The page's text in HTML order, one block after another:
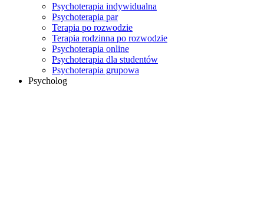
Psychoterapia indywidualna
Psychoterapia par
Terapia po rozwodzie
Terapia rodzinna po rozwodzie
Psychoterapia online
Psychoterapia dla studentów
Psychoterapia grupowa
Psycholog